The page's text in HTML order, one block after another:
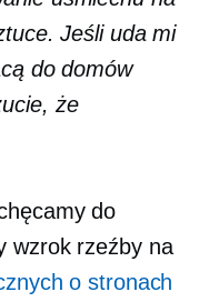
Jeśli uda mi
do domów
że
do
wzrokrzeźby na
o stronach